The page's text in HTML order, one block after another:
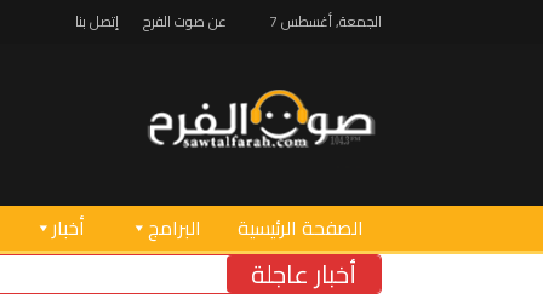
الجمعة, أغسطس 7 عن صوت الفرح إتصل بنا
الصفحة الرئيسية البرامج أخبار
أخبار عاجلة